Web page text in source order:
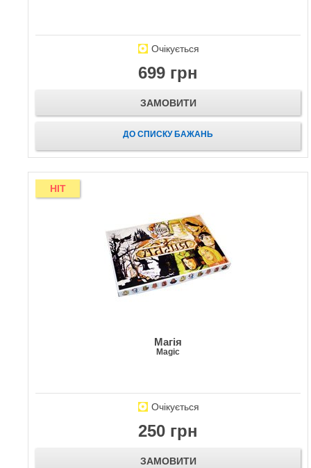
Очікується
699 грн
ЗАМОВИТИ
ДО СПИСКУ БАЖАНЬ
HIT
Магія
Magic
Очікується
250 грн
ЗАМОВИТИ